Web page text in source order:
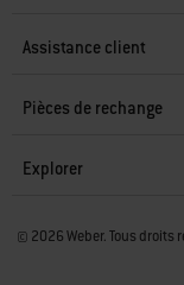
Assistance client
Pièces de rechange
Explorer
© 2026 Weber. Tous droits